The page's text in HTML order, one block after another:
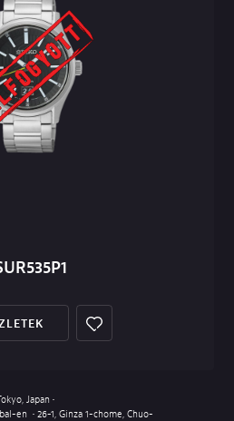
Japan •
en • 26-1, Ginza 1-chome, Chuo-